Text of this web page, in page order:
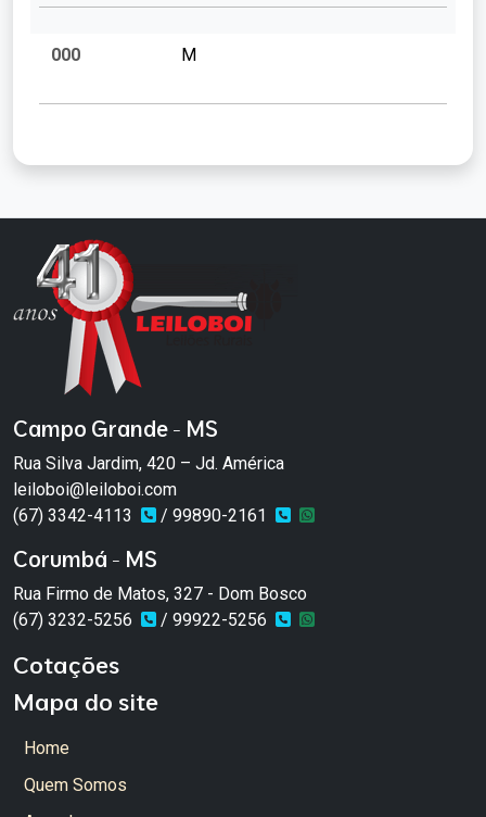
000 M
Campo Grande - MS
Rua Silva Jardim, 420 – Jd. América
leiloboi@leiloboi.com
(67) 3342-4113
/ 99890-2161
Corumbá - MS
Rua Firmo de Matos, 327 - Dom Bosco
(67) 3232-5256
/ 99922-5256
Cotações
Mapa do site
Home
Quem Somos